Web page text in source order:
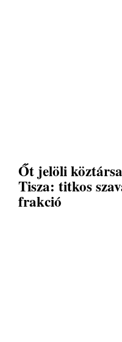
Őt jelöli
Tisza: titkos
frakció